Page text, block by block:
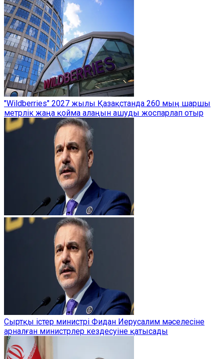
"Wildberries" 2027 жылы Қазақстанда 260 мың шаршы
метрлік жаңа қойма алаңын ашуды жоспарлап отыр
Сыртқы істер министрі Фидан Иерусалим мәселесіне
арналған министрлер кездесуіне қатысады